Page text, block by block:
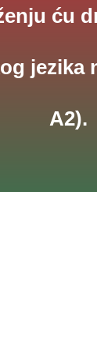
ću
jezika
A2).